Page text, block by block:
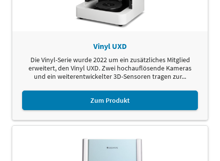
Vinyl UXD
Die Vinyl-Serie wurde 2022 um ein zusätzliches Mitglied
erweitert, den Vinyl UXD. Zwei hochauflösende Kameras
und ein weiterentwickelter 3D-Sensoren tragen zur...
Zum Produkt